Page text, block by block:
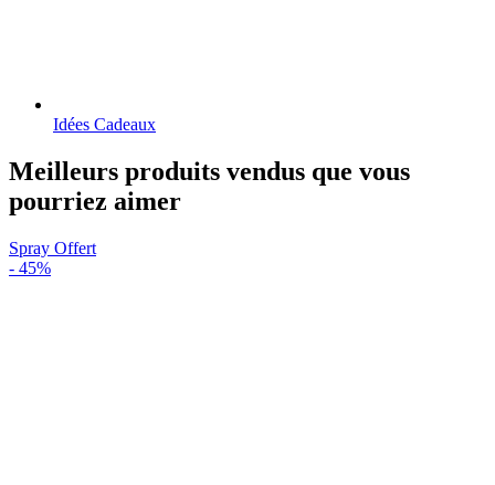
Idées Cadeaux
Meilleurs produits vendus que vous
pourriez aimer
Spray Offert
- 45%